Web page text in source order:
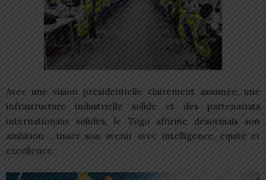
Avec une vision présidentielle clairement assumée, une
infrastructure industrielle solide et des partenariats
internationaux solides, le Togo affirme désormais son
ambition : tisser son avenir avec intelligence, équité et
excellence.